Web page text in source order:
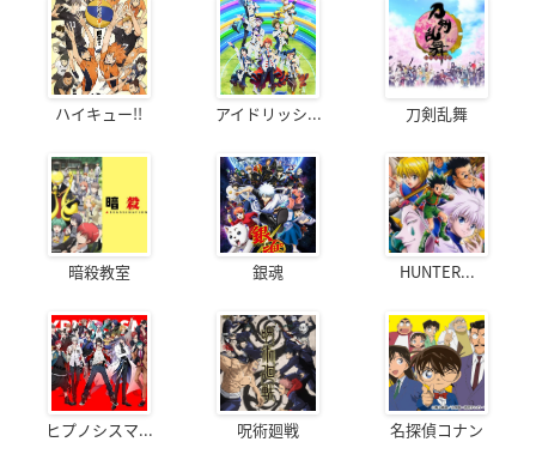
ハイキュー!! アイドリッシ... 刀剣乱舞
暗殺教室 銀魂 HUNTER...
ヒプノシスマ... 呪術廻戦 名探偵コナン